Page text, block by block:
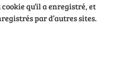
cookie qu’il a enregistré, et
par d’autres sites.